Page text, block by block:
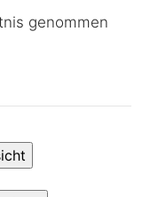
genommen